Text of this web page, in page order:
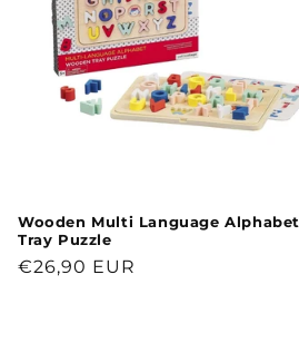
Wooden Multi Language Alphabet
Tray Puzzle
Normaler
€26,90 EUR